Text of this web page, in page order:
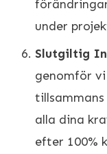
under
Slutgiltig
genomför
alla dina
efter 100%